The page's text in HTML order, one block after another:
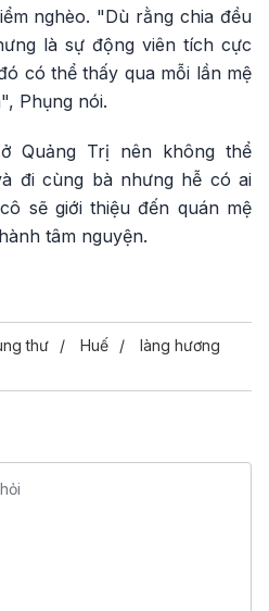
nghèo. "Dù rằng chia đều
là sự động viên tích cực
có thể thấy qua mỗi lần mệ
Phụng nói.
Quảng Trị nên không thể
đi cùng bà nhưng hễ có ai
sẽ giới thiệu đến quán mệ
tâm nguyện.
thư Huế
làng hương